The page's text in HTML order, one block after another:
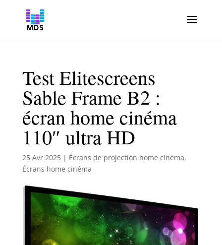
Test Elitescreens
Sable Frame B2 :
écran home cinéma
110″ ultra HD
25 Avr 2025| Écrans de projection home cinéma,
Écrans home cinéma